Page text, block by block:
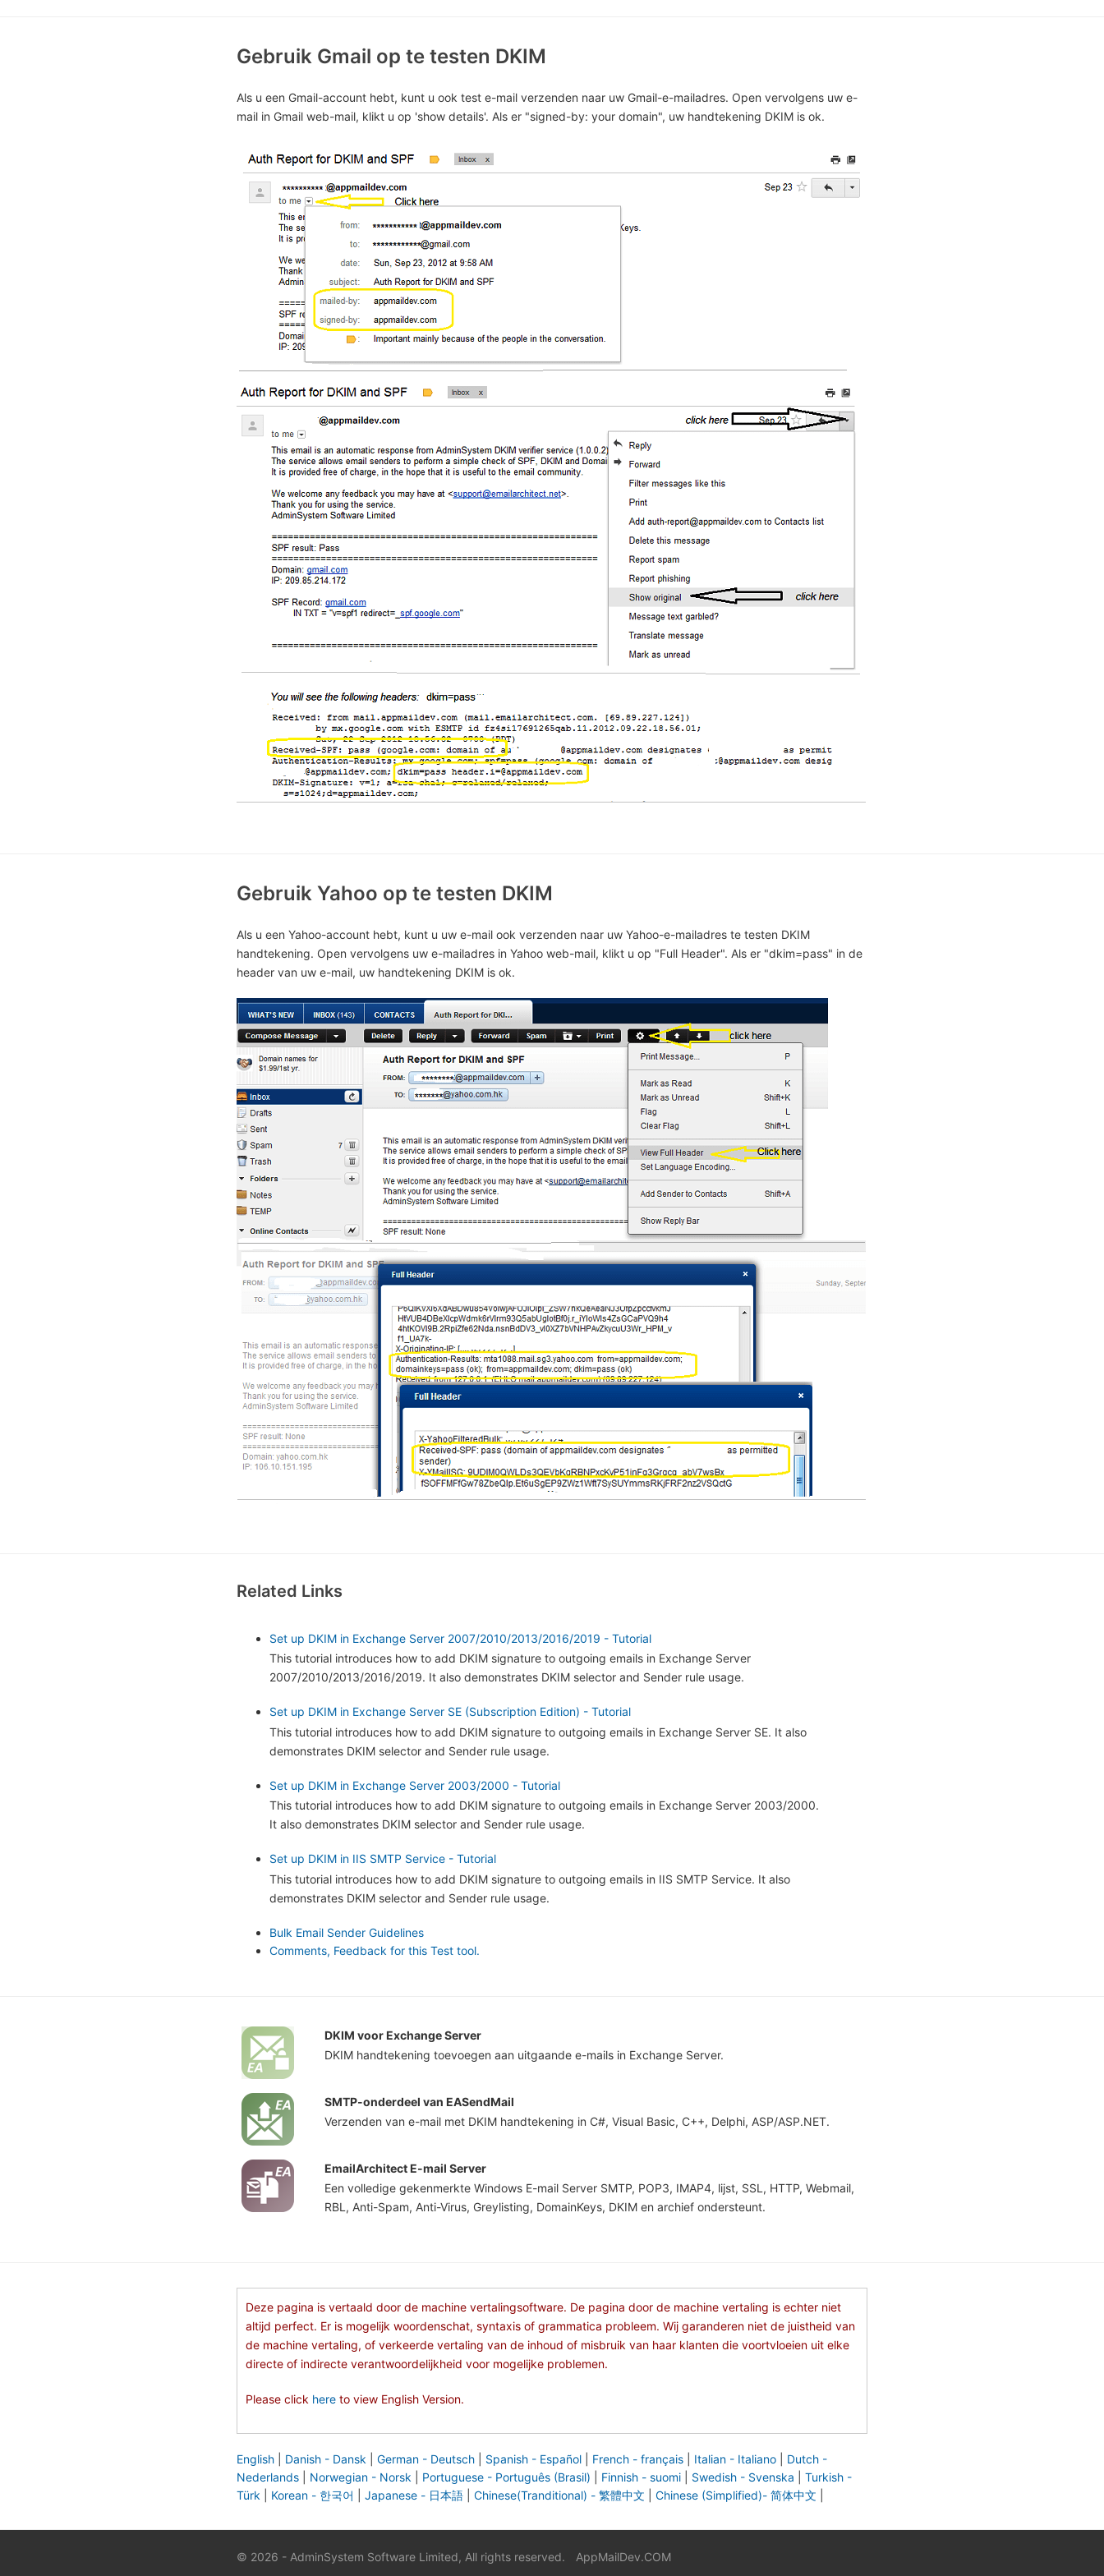
Gebruik Gmail op te testen DKIM
Als u een Gmail-account hebt, kunt u ook test e-mail verzenden naar uw Gmail-e-mailadres. Open vervolgens uw e-
mail in Gmail web-mail, klikt u op 'show details'. Als er "signed-by: your domain", uw handtekening DKIM is ok.
Gebruik Yahoo op te testen DKIM
Als u een Yahoo-account hebt, kunt u uw e-mail ook verzenden naar uw Yahoo-e-mailadres te testen DKIM
handtekening. Open vervolgens uw e-mailadres in Yahoo web-mail, klikt u op "Full Header". Als er "dkim=pass" in de
header van uw e-mail, uw handtekening DKIM is ok.
Related Links
Set up DKIM in Exchange Server 2007/2010/2013/2016/2019 - Tutorial
This tutorial introduces how to add DKIM signature to outgoing emails in Exchange Server
2007/2010/2013/2016/2019. It also demonstrates DKIM selector and Sender rule usage.
Set up DKIM in Exchange Server SE (Subscription Edition) - Tutorial
This tutorial introduces how to add DKIM signature to outgoing emails in Exchange Server SE. It also
demonstrates DKIM selector and Sender rule usage.
Set up DKIM in Exchange Server 2003/2000 - Tutorial
This tutorial introduces how to add DKIM signature to outgoing emails in Exchange Server 2003/2000.
It also demonstrates DKIM selector and Sender rule usage.
Set up DKIM in IIS SMTP Service - Tutorial
This tutorial introduces how to add DKIM signature to outgoing emails in IIS SMTP Service. It also
demonstrates DKIM selector and Sender rule usage.
Bulk Email Sender Guidelines
Comments, Feedback for this Test tool.
DKIM voor Exchange Server
DKIM handtekening toevoegen aan uitgaande e-mails in Exchange Server.
SMTP-onderdeel van EASendMail
Verzenden van e-mail met DKIM handtekening in C#, Visual Basic, C++, Delphi, ASP/ASP.NET.
EmailArchitect E-mail Server
Een volledige gekenmerkte Windows E-mail Server SMTP, POP3, IMAP4, lijst, SSL, HTTP, Webmail,
RBL, Anti-Spam, Anti-Virus, Greylisting, DomainKeys, DKIM en archief ondersteunt.
Deze pagina is vertaald door de machine vertalingsoftware. De pagina door de machine vertaling is echter niet
altijd perfect. Er is mogelijk woordenschat, syntaxis of grammatica probleem. Wij garanderen niet de juistheid van
de machine vertaling, of verkeerde vertaling van de inhoud of misbruik van haar klanten die voortvloeien uit elke
directe of indirecte verantwoordelijkheid voor mogelijke problemen.
Please click here to view English Version.
English Danish - Dansk German - Deutsch Spanish - Español French - français Italian - Italiano
Dutch -
Nederlands
Norwegian - Norsk Portuguese - Português (Brasil) Finnish - suomi Swedish - Svenska
Turkish -
Türk
Korean - 한국어 Japanese - 日本語 Chinese(Tranditional) - 繁體中文 Chinese (Simplified)- 简体中文
© 2026 - AdminSystem Software Limited, All rights reserved. AppMailDev.COM